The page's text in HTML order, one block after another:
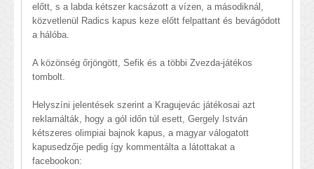
előtt, s a labda kétszer kacsázott a vízen, a másodiknál,
közvetlenül Radics kapus keze előtt felpattant és bevágódott
a hálóba.
A közönség őrjöngött, Sefik és a többi Zvezda-játékos
tombolt.
Helyszíni jelentések szerint a Kragujevác játékosai azt
reklamálták, hogy a gól időn túl esett, Gergely István
kétszeres olimpiai bajnok kapus, a magyar válogatott
kapusedzője pedig így kommentálta a látottakat a
facebookon: